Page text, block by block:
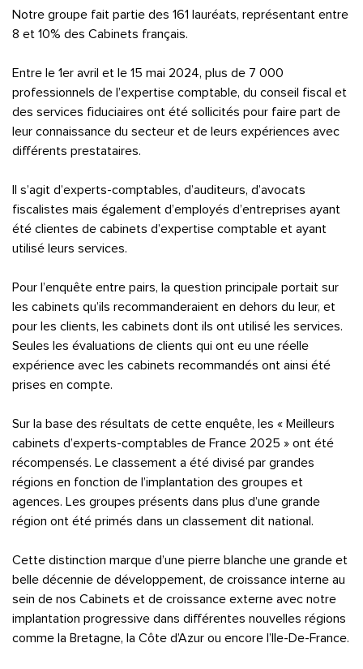
Notre groupe fait partie des 161 lauréats, représentant entre
8 et 10% des Cabinets français.
Entre le 1er avril et le 15 mai 2024, plus de 7 000
professionnels de l’expertise comptable, du conseil fiscal et
des services fiduciaires ont été sollicités pour faire part de
leur connaissance du secteur et de leurs expériences avec
différents prestataires.
Il s’agit d’experts-comptables, d’auditeurs, d’avocats
fiscalistes mais également d’employés d’entreprises ayant
été clientes de cabinets d’expertise comptable et ayant
utilisé leurs services.
Pour l’enquête entre pairs, la question principale portait sur
les cabinets qu’ils recommanderaient en dehors du leur, et
pour les clients, les cabinets dont ils ont utilisé les services.
Seules les évaluations de clients qui ont eu une réelle
expérience avec les cabinets recommandés ont ainsi été
prises en compte.
Sur la base des résultats de cette enquête, les « Meilleurs
cabinets d’experts-comptables de France 2025 » ont été
récompensés. Le classement a été divisé par grandes
régions en fonction de l’implantation des groupes et
agences. Les groupes présents dans plus d’une grande
région ont été primés dans un classement dit national.
Cette distinction marque d’une pierre blanche une grande et
belle décennie de développement, de croissance interne au
sein de nos Cabinets et de croissance externe avec notre
implantation progressive dans différentes nouvelles régions
comme la Bretagne, la Côte d’Azur ou encore l’Ile-De-France.